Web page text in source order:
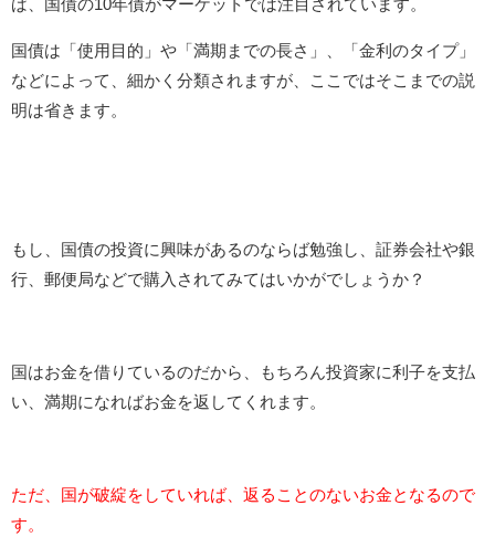
ば、国債の10年債がマーケットでは注目されています。
国債は「使用目的」や「満期までの長さ」、「金利のタイプ」
などによって、細かく分類されますが、ここではそこまでの説
明は省きます。
もし、国債の投資に興味があるのならば勉強し、証券会社や銀
行、郵便局などで購入されてみてはいかがでしょうか？
国はお金を借りているのだから、もちろん投資家に利子を支払
い、満期になればお金を返してくれます。
ただ、国が破綻をしていれば、返ることのないお金となるので
す。